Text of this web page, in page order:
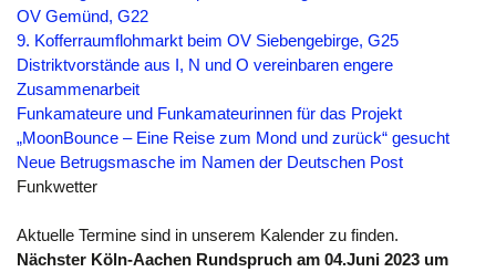
OV Gemünd, G22
9. Kofferraumflohmarkt beim OV Siebengebirge, G25
Distriktvorstände aus I, N und O vereinbaren engere
Zusammenarbeit
Funkamateure und Funkamateurinnen für das Projekt
„MoonBounce – Eine Reise zum Mond und zurück“ gesucht
Neue Betrugsmasche im Namen der Deutschen Post
Funkwetter
Aktuelle Termine sind in unserem Kalender zu finden.
Nächster Köln-Aachen Rundspruch am 04.Juni 2023 um